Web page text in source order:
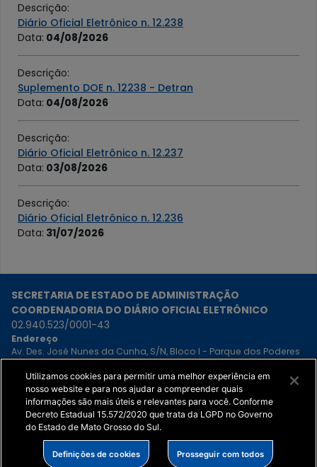
Descrição:
Diário Oficial Eletrônico n. 12.238
Data: 04/08/2026
Descrição:
Suplemento DOE n. 12238 - Detran
Data: 04/08/2026
Descrição:
Diário Oficial Eletrônico n. 12.237
Data: 03/08/2026
Descrição:
Diário Oficial Eletrônico n. 12.236
Data: 31/07/2026
SECRETARIA DE ESTADO DE ADMINISTRAÇÃO
COORDENADORIA DO DIÁRIO OFICIAL ELETRÔNICO
02.940.523/0001-43
Endereço
Av. Des. José Nunes da Cunha, S/N, Bloco I - Parque dos Poderes
Atendimento
(67) 3318-1480- Municipalidade e Publicação a pedido
(67) 3318-1481- Recebimento de matérias do Poder Executivo
(67) 3318-1420- Demais assuntos
Utilizamos cookies para permitir uma melhor experiência em
nosso website e para nos ajudar a compreender quais
informações são mais úteis e relevantes para você. Conforme
Decreto Estadual 15.572/2020 que trata da LGPD no Governo
do Estado de Mato Grosso do Sul.
Definições de cookies Prosseguir com todos